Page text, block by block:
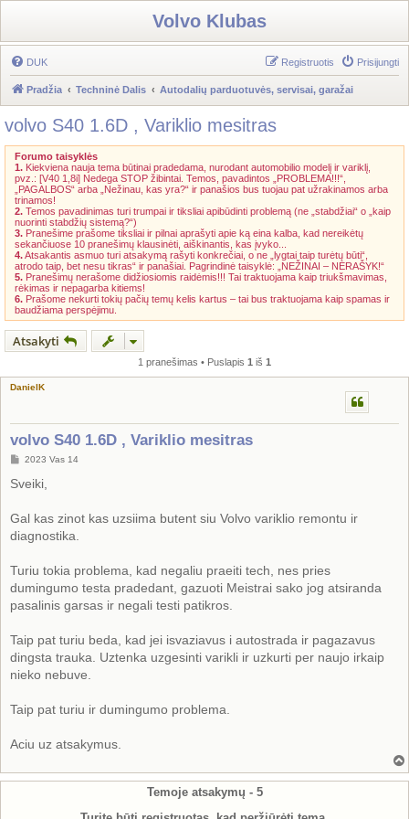
Volvo Klubas
DUK Prisijungti
Registruotis
Pradžia Techninė Dalis Autodalių parduotuvės, servisai, garažai
volvo S40 1.6D , Variklio mesitras
Forumo taisyklės
1. Kiekviena nauja tema būtinai pradedama, nurodant automobilio modelį ir variklį,
pvz.: [V40 1,8i] Nedega STOP žibintai. Temos, pavadintos „PROBLEMA!!!“,
„PAGALBOS“ arba „Nežinau, kas yra?“ ir panašios bus tuojau pat užrakinamos arba
trinamos!
2. Temos pavadinimas turi trumpai ir tiksliai apibūdinti problemą (ne „stabdžiai“ o „kaip
nuorinti stabdžių sistemą?“)
3. Pranešime prašome tiksliai ir pilnai aprašyti apie ką eina kalba, kad nereikėtų
sekančiuose 10 pranešimų klausinėti, aiškinantis, kas įvyko...
4.Atsakantis asmuo turi atsakymą rašyti konkrečiai, o ne „lygtai taip turėtų būti“,
atrodo taip, bet nesu tikras“ ir panašiai. Pagrindinė taisyklė: „NEŽINAI – NERAŠYK!“
5. Pranešimų nerašome didžiosiomis raidėmis!!! Tai traktuojama kaip triukšmavimas,
rėkimas ir nepagarba kitiems!
6. Prašome nekurti tokių pačių temų kelis kartus – tai bus traktuojama kaip spamas ir
baudžiama perspėjimu.
Atsakyti
1 pranešimas • Puslapis 1 iš 1
DanielK
volvo S40 1.6D , Variklio mesitras
S
a
n
r
t
ė
2023 Vas 14
Sveiki,
Gal kas zinot kas uzsiima butent siu Volvo variklio remontu ir
diagnostika.
Turiu tokia problema, kad negaliu praeiti tech, nes pries
dumingumo testa pradedant, gazuoti Meistrai sako jog atsiranda
pasalinis garsas ir negali testi patikros.
Taip pat turiu beda, kad jei isvaziavus i autostrada ir pagazavus
dingsta trauka. Uztenka uzgesinti varikli ir uzkurti per naujo irkaip
nieko nebuve.
Taip pat turiu ir dumingumo problema.
Aciu uz atsakymus.
i
Temoje atsakymų - 5